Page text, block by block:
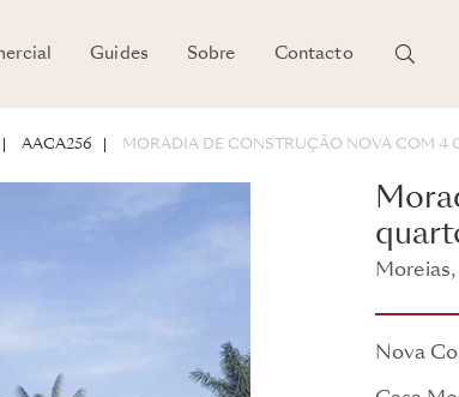
Guides Sobre Contacto
AACA256 MORADIA DE CONSTRUÇÃO NOVA COM 4
Nova